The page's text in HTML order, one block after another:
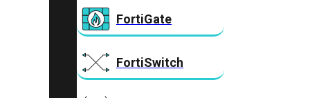
FortiGate
FortiSwitch